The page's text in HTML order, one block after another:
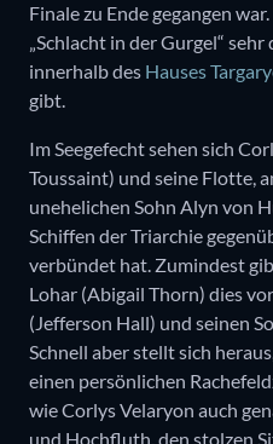
Finale zu Ende gegangen
„Schlacht in der Gurgel“
innerhalb des Hauses
gibt.
Im Seegefecht sehen sich
Toussaint) und seine Flotte,
unehelichen Sohn Alyn von
Schiffen der Triarchie
verbündet hat. Zumindest
Lohar (Abigail Thorn) dies
(Jefferson Hall) und seinen
Schnell aber stellt sich
einen persönlichen
wie Corlys Velaryon auch
und Hochfluth, den stolzen